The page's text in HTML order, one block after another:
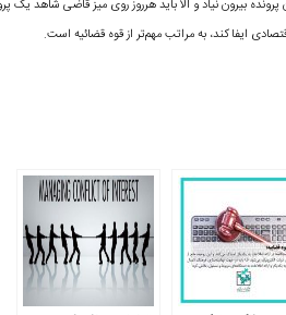
بیرون نیاد و الا باید هرروز روی میز قاضی شاهد یک